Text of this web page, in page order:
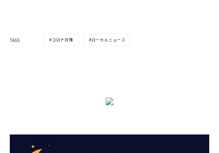
TAGS コロナ対策 ローカルニュース